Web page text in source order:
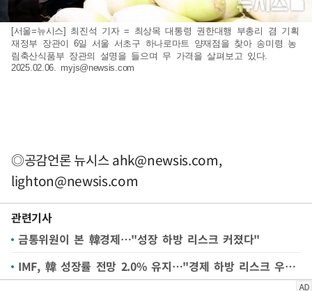
[서울=뉴시스] 최진석 기자 = 최상목 대통령 권한대행 부총리 겸 기획
재정부 장관이 6일 서울 서초구 하나로마트 양재점을 찾아 송미령 농
림축산식품부 장관의 설명을 들으며 무 가격을 살펴보고 있다.
2025.02.06. myjs@newsis.com
◎공감언론 뉴시스ahk@newsis.com,
lighton@newsis.com
관련기사
금통위원이 본 韓경제…"성장 하방 리스크 커졌다"
IMF, 韓 성장률 전망 2.0% 유지…"경제 하방 리스크 우세"